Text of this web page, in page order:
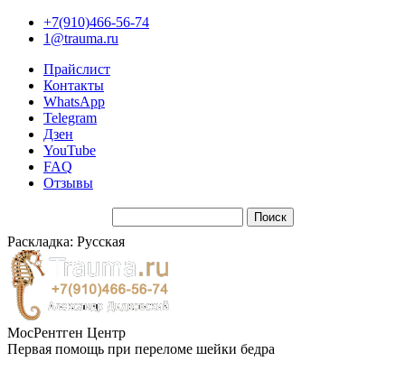
+7(910)466-56-74
1@trauma.ru
Прайслист
Контакты
WhatsApp
Telegram
Дзен
YouTube
FAQ
Отзывы
Раскладка: Русская
МосРентген Центр
Первая помощь при переломе шейки бедра